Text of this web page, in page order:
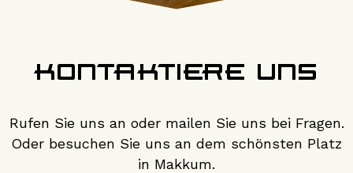
KONTAKTIERE UNS
Rufen Sie uns an oder mailen Sie uns bei Fragen.
Oder besuchen Sie uns an dem schönsten Platz
in Makkum.